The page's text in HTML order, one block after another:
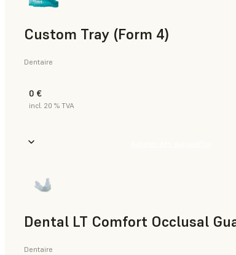
Custom Tray (Form 4)
Dentaire
0 €
incl. 20 % TVA
Dental LT Comfort Occlusal
Dentaire